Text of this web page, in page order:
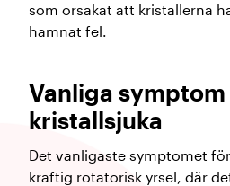
som orsakat att kristallerna
hamnat fel.
Vanliga
kristallsjuka
Det vanligaste symptomet
kraftig rotatorisk yrsel, där